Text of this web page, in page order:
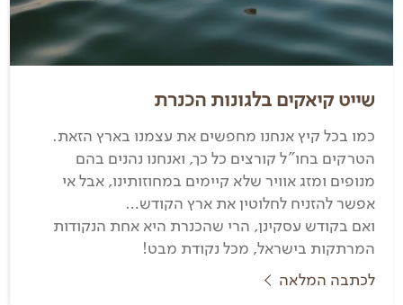
שייט קיאקים בלגונות הכנרת
כמו בכל קיץ אנחנו מחפשים את עצמנו בארץ הזאת.
הטרקים בחו"ל קורצים כל כך, ואנחנו נהנים בהם
מנופים ומזג אוויר שלא קיימים במחוזותינו, אבל אי
אפשר להזניח לחלוטין את ארץ הקודש…
ואם בקודש עסקינן, הרי שהכנרת היא אחת הנקודות
המרתקות בישראל, מכל נקודת מבט!
לכתבה המלאה